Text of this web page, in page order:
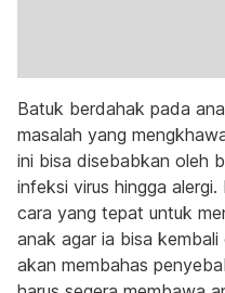
Batuk berdahak pada
masalah yang
ini bisa disebabkan oleh
infeksi virus hingga
cara yang tepat untuk
anak agar ia bisa
akan membahas